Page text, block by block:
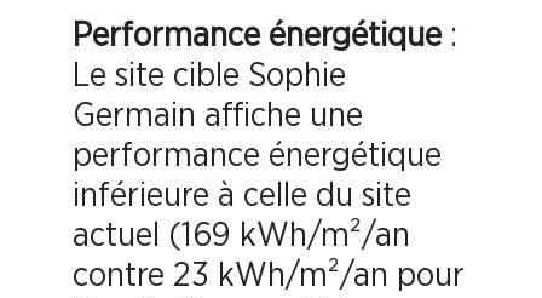
Performance énergétique:
Le site cible Sophie
Germain affiche une
performance énergétique
inférieure à celle du site
actuel (169 kWh/m²/an
contre 23 kWh/m²/an pour